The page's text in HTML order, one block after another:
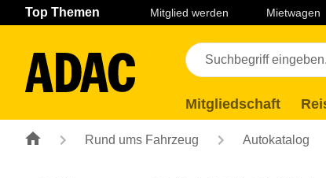
Navigation Seiteninhalt Fußzeile
Top Themen Mitglied werden Mietwagen
Mitgliedschaft
Rund ums Fahrzeug Autokatalog